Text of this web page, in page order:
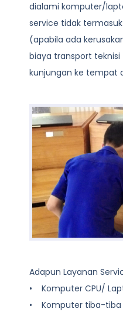
dialami komputer/
service tidak
(apabila ada
biaya transport
kunjungan ke tempat
Adapun Layanan
• Komputer CPU/
• Komputer tiba-tiba